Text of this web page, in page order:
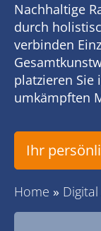
Nachhaltige
durch
verbinden
platzieren Sie
umkämpften
Ihr
Home »